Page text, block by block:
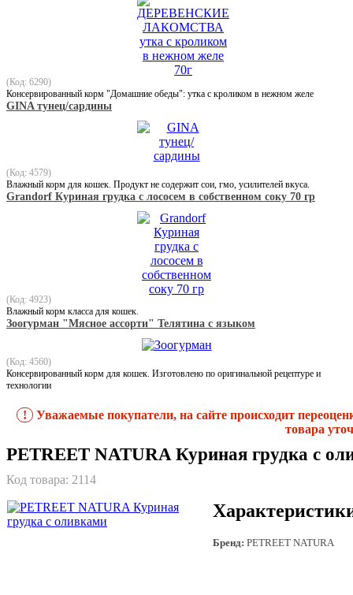
(Код: 6290)
Консервированный корм "Домашние обеды": утка с кроликом в нежном желе
GINA тунец/сардины
(Код: 4579)
Влажный корм для кошек. Продукт не содержит сои, гмо, усилителей вкуса.
Grandorf Куриная грудка с лососем в собственном соку 70 гр
(Код: 4923)
Влажный корм класса для кошек.
Зоогурман "Мясное ассорти" Телятина с языком
(Код: 4560)
Консервированный корм для кошек. Изготовлено по оригинальной рецептуре и
технологии
!
Уважаемые покупатели, на сайте происходит
товара
PETREET NATURA Куриная грудка с
Код товара: 2114
Бренд: PETREET NATURA